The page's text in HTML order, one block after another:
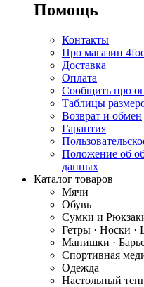
Помощь
Контакты
Про магазин
Доставка
Оплата
Сообщить про
Таблицы
Возврат и обмен
Гарантия
Положение об
данных
Каталог товаров
Мячи
Обувь
Сумки и
Гетры · Носки ·
Манишки ·
Спортивная
Одежда
Настольный